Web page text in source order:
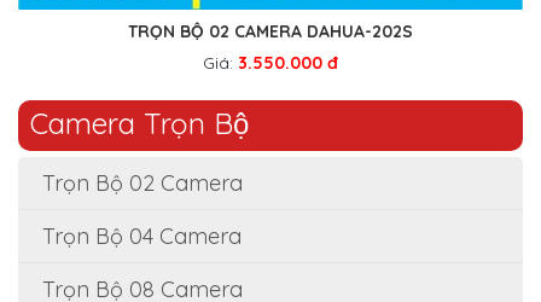
TRỌN BỘ 02 CAMERA DAHUA-202S
Giá: 3.550.000 đ
Camera Trọn Bộ
Trọn Bộ 02 Camera
Trọn Bộ 04 Camera
Trọn Bộ 08 Camera